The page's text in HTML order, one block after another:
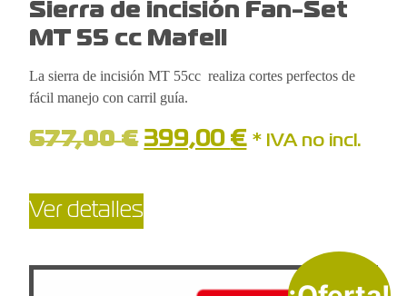
Sierra de incisión Fan-Set
MT 55 cc Mafell
La sierra de incisión MT 55cc realiza cortes perfectos de
fácil manejo con carril guía.
677,00€ 399,00 € * IVA no incl.
Ver detalles